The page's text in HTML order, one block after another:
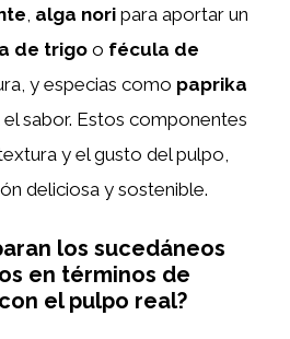
, alga nori para aportar un
de trigo o fécula de
y especias como paprika
el sabor. Estos componentes
y el gusto del pulpo,
deliciosa y sostenible.
los sucedáneos
en términos de
el pulpo real?